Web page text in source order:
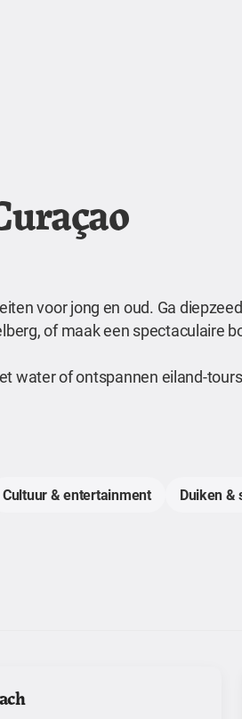
voor jong en oud. Ga
of maak een spectaculaire
water of ontspannen eiland-
Cultuur & entertainment Duiken &